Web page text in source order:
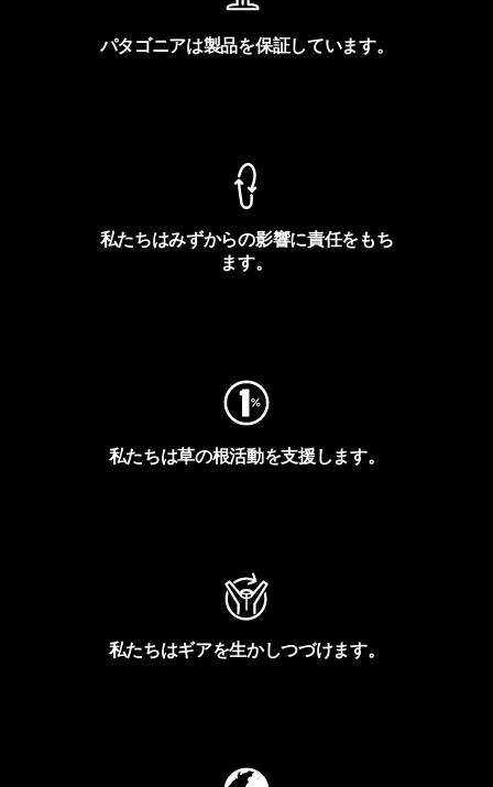
パタゴニアは製品を保証しています。
私たちはみずからの影響に責任をもち
ます。
私たちは草の根活動を支援します。
私たちはギアを生かしつづけます。